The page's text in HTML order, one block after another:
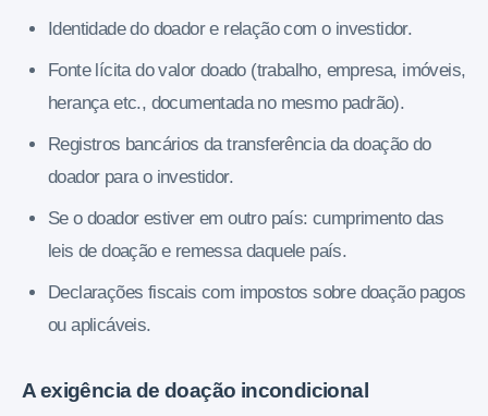
Identidade do doador e relação com o investidor.
Fonte lícita do valor doado (trabalho, empresa, imóveis,
herança etc., documentada no mesmo padrão).
Registros bancários da transferência da doação do
doador para o investidor.
Se o doador estiver em outro país: cumprimento das
leis de doação e remessa daquele país.
Declarações fiscais com impostos sobre doação pagos
ou aplicáveis.
A exigência de doação incondicional